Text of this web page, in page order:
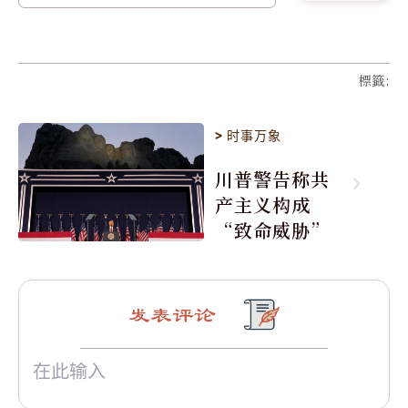
標籤:
> 时事万象
川普警告称共
产主义构成
“致命威胁”
发表评论